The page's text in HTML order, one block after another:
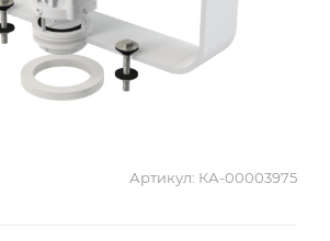
Артикул: КА-00003975